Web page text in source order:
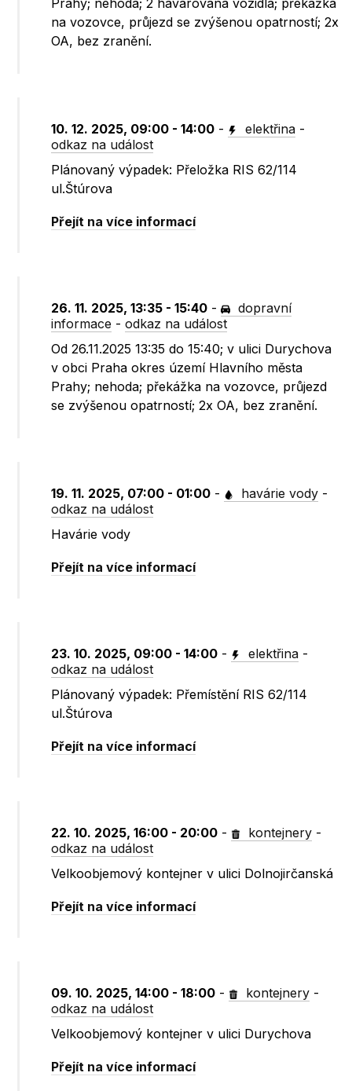
Prahy; nehoda; 2 havarovaná vozidla; překážka
na vozovce, průjezd se zvýšenou opatrností; 2x
OA, bez zranění.
10. 12. 2025, 09:00 - 14:00 - elektřina -
odkaz na událost
Plánovaný výpadek: Přeložka RIS 62/114
ul.Štúrova
Přejít na více informací
26. 11. 2025, 13:35 - 15:40 -
dopravní
informace -odkaz na událost
Od 26.11.2025 13:35 do 15:40; v ulici Durychova
v obci Praha okres území Hlavního města
Prahy; nehoda; překážka na vozovce, průjezd
se zvýšenou opatrností; 2x OA, bez zranění.
19. 11. 2025, 07:00 - 01:00 - havárie vody -
odkaz na událost
Havárie vody
Přejít na více informací
23. 10. 2025, 09:00 - 14:00 - elektřina -
odkaz na událost
Plánovaný výpadek: Přemístění RIS 62/114
ul.Štúrova
Přejít na více informací
22. 10. 2025, 16:00 - 20:00 - kontejnery -
odkaz na událost
Velkoobjemový kontejner v ulici Dolnojirčanská
Přejít na více informací
09. 10. 2025, 14:00 - 18:00 - kontejnery -
odkaz na událost
Velkoobjemový kontejner v ulici Durychova
Přejít na více informací